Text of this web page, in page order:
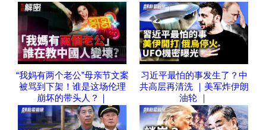
“我妈有两个老公”母亲节文案
被骂到下架！谁是这场伦理
崩坏的带头人？｜
习近平最怕的事发生了？中
共高层再清洗 ｜美军炸伊朗
油轮 ｜